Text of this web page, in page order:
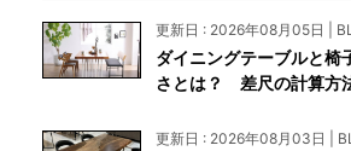
更新日 : 2026年08月05日 |
ダイニングテーブルと椅
さとは？ 差尺の計算方
更新日 : 2026年08月03日 |